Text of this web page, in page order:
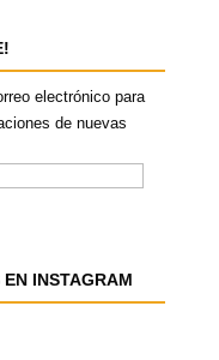
electrónico para
de nuevas
INSTAGRAM